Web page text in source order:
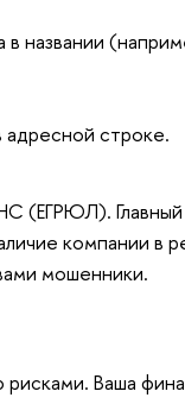
названии
адресной строке.
(ЕГРЮЛ). Главный
компании в
мошенники.
Ваша